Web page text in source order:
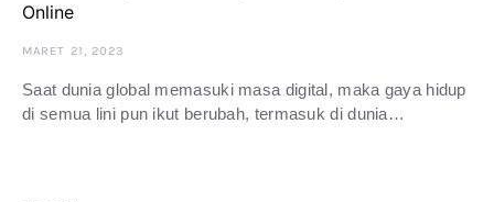
Online
MARET 21, 2023
Saat dunia global memasuki masa digital, maka gaya hidup
di semua lini pun ikut berubah, termasuk di dunia…